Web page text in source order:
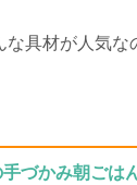
具材が人気な
づかみ朝ごは